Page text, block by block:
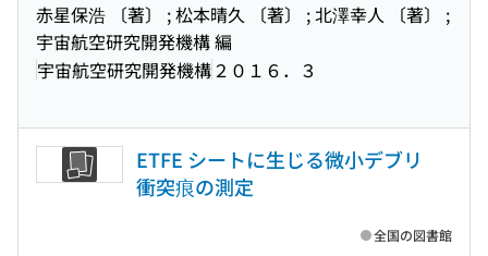
赤星保浩 〔著〕 ; 松本晴久 〔著〕 ; 北澤幸人 〔著〕 ;
宇宙航空研究開発機構 編
宇宙航空研究開発機構 ２０１６．３
ETFE シートに生じる微小デブリ
衝突痕の測定
全国の図書館